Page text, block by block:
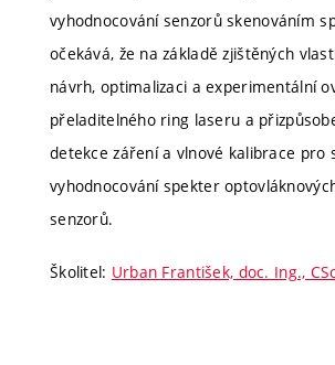
vyhodnocování senzorů skenováním
očekává, že na základě zjištěných
návrh, optimalizaci a experimentální
přeladitelného ring laseru a
detekce záření a vlnové kalibrace pro
vyhodnocování spekter
senzorů.
Školitel: Urban František, doc. Ing.,